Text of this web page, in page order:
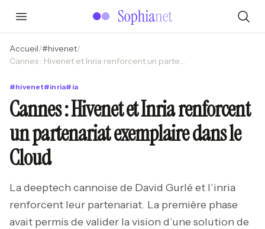
Accueil/#hivenet/
Cannes : Hivenet et Inria renforcent un partenariat exemplaire dans le Cloud
#hivenet#inria# ia
Cannes : Hivenet et Inria renforcent
un partenariat exemplaire dans le
Cloud
La deeptech cannoise de David Gurlé et l’inria
renforcent leur partenariat. La première phase
avait permis de valider la vision d’une solution de